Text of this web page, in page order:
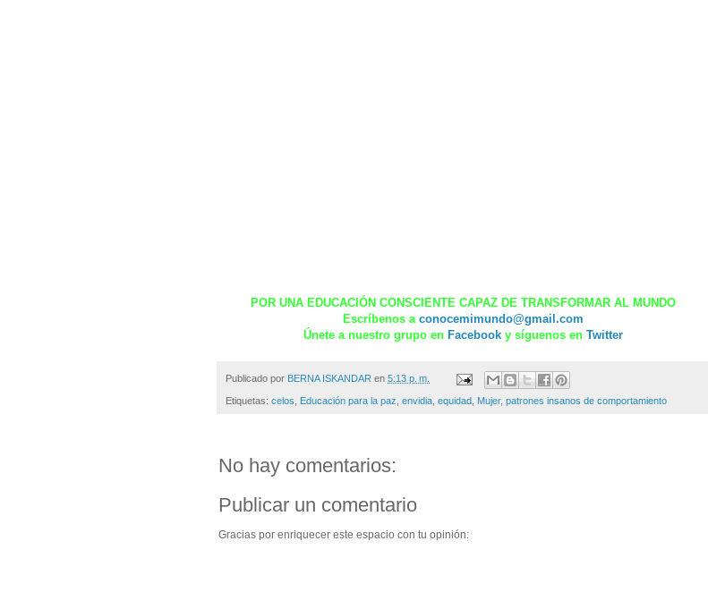
POR UNA EDUCACIÓN CONSCIENTE CAPAZ DE TRANSFORMAR AL MUNDO
Escríbenos a conocemimundo@gmail.com
Únete a nuestro grupo en Facebooky síguenos en Twitter
Publicado por BERNA ISKANDAR en 5:13 p. m.
Etiquetas: celos Educación para la paz envidia equidad Mujer, patrones insanos de comportamiento
No hay comentarios:
Publicar un comentario
Gracias por enriquecer este espacio con tu opinión: